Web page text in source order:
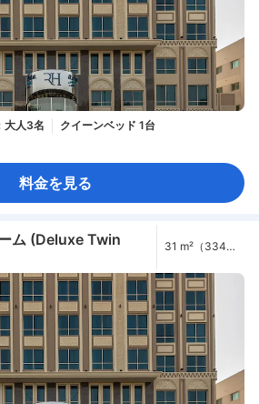
大人3名
クイーンベッド 1台
料金を見る
ム (Deluxe Twin
31 m²（334